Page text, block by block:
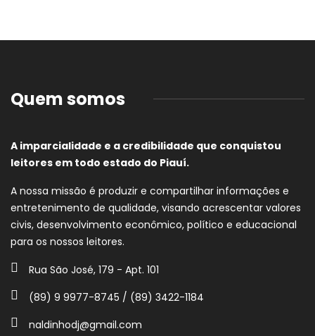
Quem somos
A imparcialidade e a credibilidade que conquistou
leitores em todo estado do Piauí.
A nossa missão é produzir e compartilhar informações e
entretenimento de qualidade, visando acrescentar valores
civis, desenvolvimento econômico, político e educacional
para os nossos leitores.
Rua São José, 179 - Apt. 101
(89) 9 9977-8745 / (89) 3422-1184
naldinhodj@gmail.com